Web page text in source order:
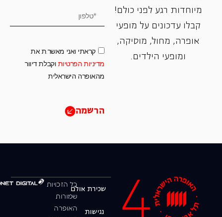
מיוחדות רגע לפני כולם!
קבלו עדכונים על מופעי
אופרה, ‏מחול, ‏מוסיקה,
ומופעי הילדים.
קראתי ואני מאשר.ת את
מדיניות הפרטיות וקבלת דיוור
מהאופרה הישראלית
הרשמה
כל הזכויות
שמורות
האופרה
שכירת אולם
נגישות